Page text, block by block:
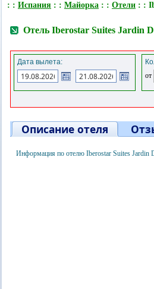
: : Испания : : Майорка : : Отели : :
Отель Iberostar Suites Jardin
Дата вылета:
от
Описание отеля
Информация по отелю Iberostar Suites Jardin